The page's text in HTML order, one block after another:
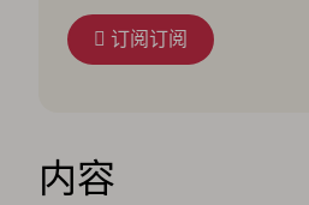
订阅订阅
内容